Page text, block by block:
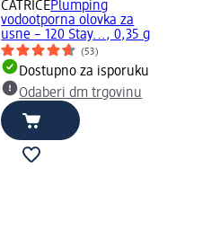
CATRICEPlumping
vodootporna olovka za
usne – 120 Stay..., 0,35 g
(53)
Dostupno za isporuku
Odaberi dm trgovinu